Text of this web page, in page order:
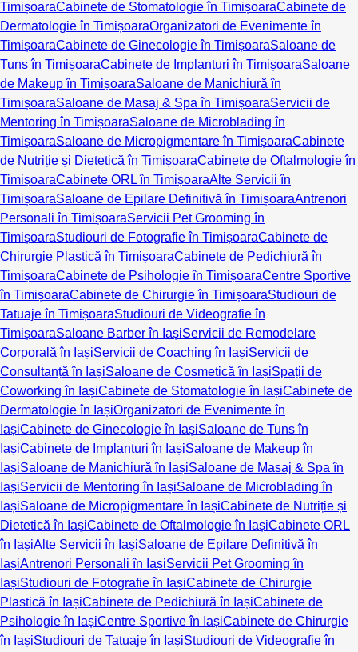
TimișoaraCabinete de Stomatologie în TimișoaraCabinete de
Dermatologie în TimișoaraOrganizatori de Evenimente în
TimișoaraCabinete de Ginecologie în TimișoaraSaloane de
Tuns în TimișoaraCabinete de Implanturi în TimișoaraSaloane
de Makeup în TimișoaraSaloane de Manichiură în
TimișoaraSaloane de Masaj & Spa în TimișoaraServicii de
Mentoring în TimișoaraSaloane de Microblading în
TimișoaraSaloane de Micropigmentare în TimișoaraCabinete
de Nutriție și Dietetică în TimișoaraCabinete de Oftalmologie în
TimișoaraCabinete ORL în TimișoaraAlte Servicii în
TimișoaraSaloane de Epilare Definitivă în TimișoaraAntrenori
Personali în TimișoaraServicii Pet Grooming în
TimișoaraStudiouri de Fotografie în TimișoaraCabinete de
Chirurgie Plastică în TimișoaraCabinete de Pedichiură în
TimișoaraCabinete de Psihologie în TimișoaraCentre Sportive
în TimișoaraCabinete de Chirurgie în TimișoaraStudiouri de
Tatuaje în TimișoaraStudiouri de Videografie în
TimișoaraSaloane Barber în IașiServicii de Remodelare
Corporală în IașiServicii de Coaching în IașiServicii de
Consultanță în IașiSaloane de Cosmetică în IașiSpații de
Coworking în IașiCabinete de Stomatologie în IașiCabinete de
Dermatologie în IașiOrganizatori de Evenimente în
IașiCabinete de Ginecologie în IașiSaloane de Tuns în
IașiCabinete de Implanturi în IașiSaloane de Makeup în
IașiSaloane de Manichiură în IașiSaloane de Masaj & Spa în
IașiServicii de Mentoring în IașiSaloane de Microblading în
IașiSaloane de Micropigmentare în IașiCabinete de Nutriție și
Dietetică în IașiCabinete de Oftalmologie în IașiCabinete ORL
în IașiAlte Servicii în IașiSaloane de Epilare Definitivă în
IașiAntrenori Personali în IașiServicii Pet Grooming în
IașiStudiouri de Fotografie în IașiCabinete de Chirurgie
Plastică în IașiCabinete de Pedichiură în IașiCabinete de
Psihologie în IașiCentre Sportive în IașiCabinete de Chirurgie
în IașiStudiouri de Tatuaje în IașiStudiouri de Videografie în